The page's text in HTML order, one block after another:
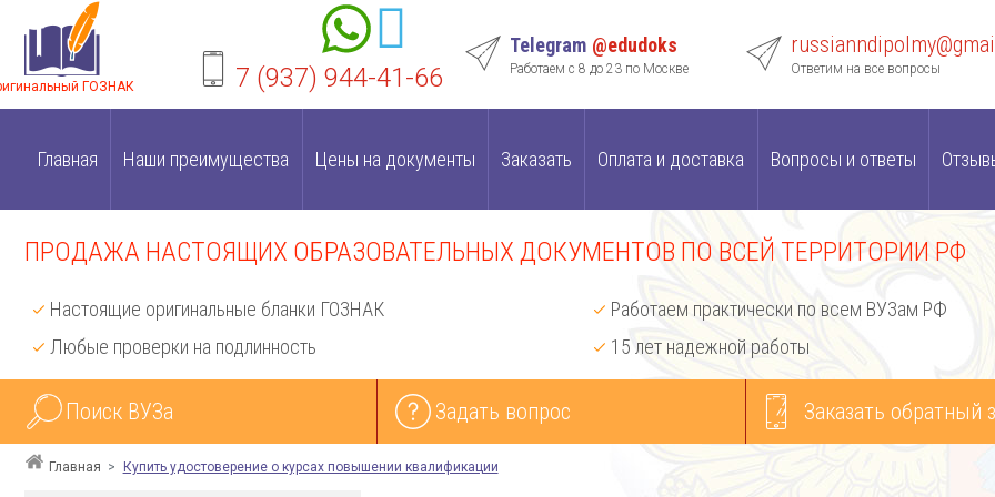
ГОЗНАК 7 (937) 944-41-66
Telegram @edudoks
Работаем с 8 до 23 по Москве Ответим на все вопросы
Главная Наши преимущества Цены на документы Заказать Оплата и доставка Вопросы и ответы
ПРОДАЖА НАСТОЯЩИХ ОБРАЗОВАТЕЛЬНЫХ ДОКУМЕНТОВ ПО ВСЕЙ ТЕРРИТОРИИ РФ
Настоящие оригинальные бланки ГОЗНАК
Любые проверки на подлинность
Работаем практически по всем ВУЗам РФ
15 лет надежной работы
Поиск ВУЗа Задать вопрос Заказать обратный
Главная Купить удостоверение о курсах повышении квалификации